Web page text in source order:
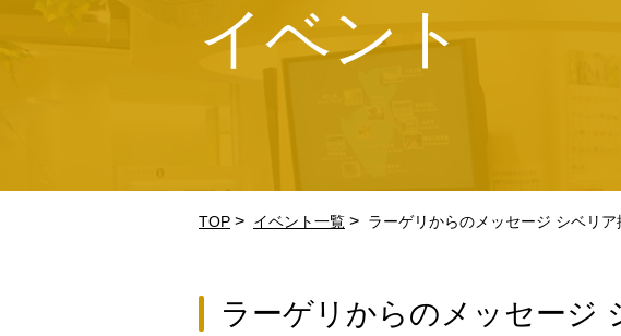
イベント
TOP > イベント一覧 > ラーゲリからのメッセージ シベリ
ラーゲリからのメッセージ